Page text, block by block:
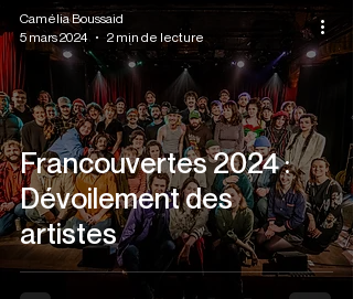
Francouvertes 2024 :
Dévoilement des
artistes
Camélia Boussaid
5 mars 2024
2 min de lecture